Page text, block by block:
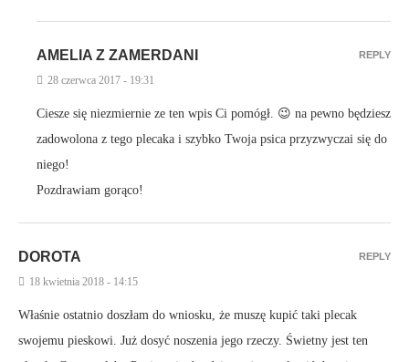
AMELIA Z ZAMERDANI
28 czerwca 2017 - 19:31
Ciesze się niezmiernie ze ten wpis Ci pomógł. 😉 na pewno będziesz
zadowolona z tego plecaka i szybko Twoja psica przyzwyczai się do
niego!
Pozdrawiam gorąco!
REPLY
DOROTA
18 kwietnia 2018 - 14:15
Właśnie ostatnio doszłam do wniosku, że muszę kupić taki plecak
swojemu pieskowi. Już dosyć noszenia jego rzeczy. Świetny jest ten
REPLY